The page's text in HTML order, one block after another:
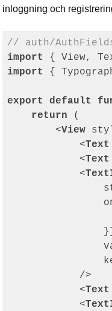
inloggning och
// auth/
import
{ View,
import
{
export default
return (
<View
<Text
<Text
<
            />
<Text
<